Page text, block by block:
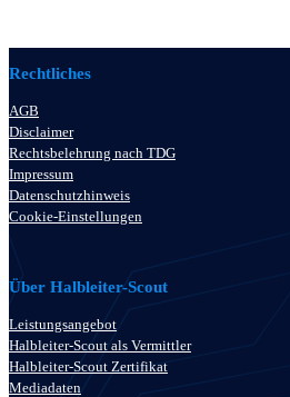
Rechtliches
AGB
Disclaimer
Rechtsbelehrung nach TDG
Impressum
Datenschutzhinweis
Cookie-Einstellungen
Über Halbleiter-Scout
Leistungsangebot
Halbleiter-Scout als Vermittler
Halbleiter-Scout Zertifikat
Mediadaten